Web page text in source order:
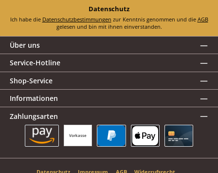
Datenschutz
Ich habe die Datenschutzbestimmungen zur Kenntnis genommen und die AGB
gelesen und bin mit ihnen einverstanden.
Über uns
Service-Hotline
Shop-Service
Informationen
Zahlungsarten
Vorkasse